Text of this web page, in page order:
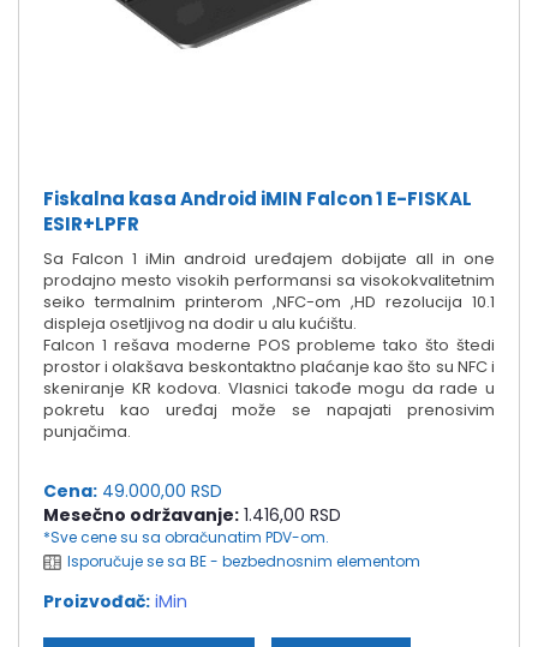
Fiskalna kasa Android iMIN Falcon 1 E-FISKAL
ESIR+LPFR
Sa Falcon 1 iMin android uređajem dobijate all in one
prodajno mesto visokih performansi sa visokokvalitetnim
seiko termalnim printerom ,NFC-om ,HD rezolucija 10.1
displeja osetljivog na dodir u alu kućištu.
Falcon 1 rešava moderne POS probleme tako što štedi
prostor i olakšava beskontaktno plaćanje kao što su NFC i
skeniranje KR kodova. Vlasnici takođe mogu da rade u
pokretu kao uređaj može se napajati prenosivim
punjačima.
Cena: 49.000,00 RSD
Mesečno održavanje: 1.416,00 RSD
*Sve cene su sa obračunatim PDV-om.
Isporučuje se sa BE - bezbednosnim elementom
Proizvođač: iMin